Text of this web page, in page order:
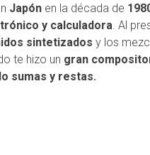
Japón en la década de
y calculadora. Al
sintetizados y los
te hizo un gran
sumas y restas.